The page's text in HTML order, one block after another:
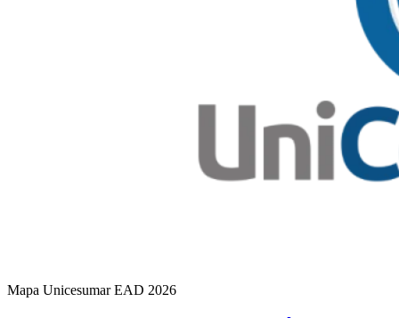
Mapa Unicesumar EAD 2026